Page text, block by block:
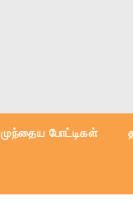
முந்தைய போட்டிகள்